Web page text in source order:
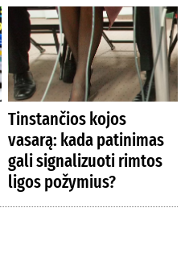
Tinstančios kojos
vasarą: kada patinimas
gali signalizuoti rimtos
ligos požymius?